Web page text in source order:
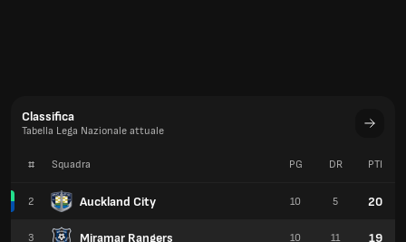
Classifica
Tabella Lega Nazionale attuale
# Squadra
2 Auckland City
3 Miramar Rangers
PG DR PTI
10 5 20
10 11 19